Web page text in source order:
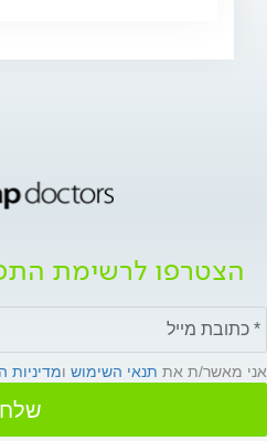
הצטרפו לרשימת
אני מאשר/ת את תנאי השימוש ומדיניות
שלח